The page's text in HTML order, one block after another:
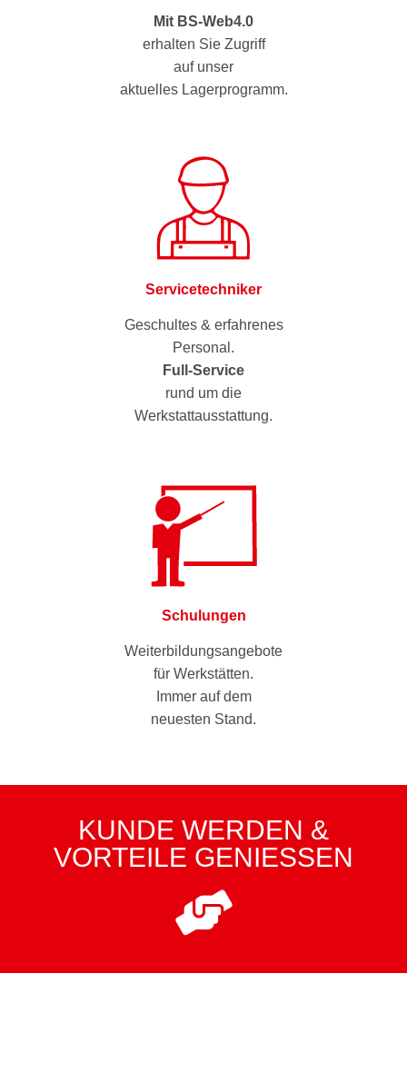
Mit BS-Web4.0
erhalten Sie Zugriff
auf unser
aktuelles Lagerprogramm.
Servicetechniker
Geschultes & erfahrenes
Personal.
Full-Service
rund um die
Werkstattausstattung.
Schulungen
Weiterbildungsangebote
für Werkstätten.
Immer auf dem
neuesten Stand.
KUNDE WERDEN &
VORTEILE GENIESSEN